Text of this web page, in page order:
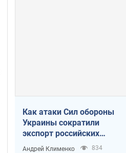
Как атаки Сил обороны
Украины сократили
экспорт российских
нефтепродуктов
Андрей Клименко 834